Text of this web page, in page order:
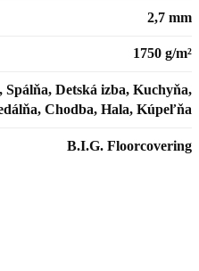
2,7 mm
1750 g/m²
Spálňa, Detská izba, Kuchyňa,
Chodba, Hala, Kúpeľňa
B.I.G. Floorcovering